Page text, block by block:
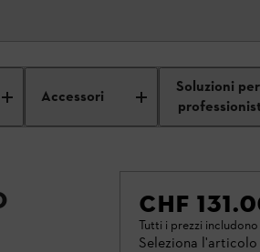
Accessori
Soluzioni
CHF
Tutti i prezzi includono
Seleziona l'articolo